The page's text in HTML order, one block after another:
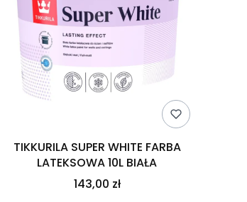
TIKKURILA SUPER WHITE FARBA
LATEKSOWA 10L BIAŁA
143,00 zł